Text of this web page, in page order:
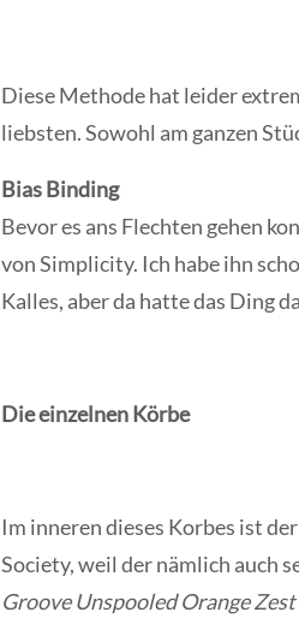
Diese Methode hat leider
liebsten. Sowohl am ganzen
Bias Binding
Bevor es ans Flechten gehen
von Simplicity. Ich habe ihn
Kalles, aber da hatte das Ding
Die einzelnen Körbe
Im inneren dieses Korbes ist
Society, weil der nämlich auch
Groove Unspooled Orange Zest